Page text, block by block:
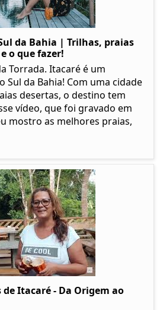
da Bahia | Trilhas, praias
o que fazer!
Torrada. Itacaré é um
Sul da Bahia! Com uma cidade
desertas, o destino tem
vídeo, que foi gravado em
mostro as melhores praias,
Itacaré - Da Origem ao